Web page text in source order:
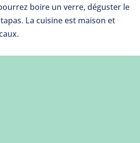
boire un verre, déguster le
La cuisine est maison et